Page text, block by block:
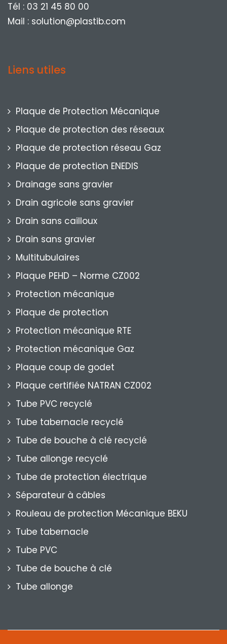
Tél : 03 21 45 80 00
Mail : solution@plastib.com
Liens utiles
Plaque de Protection Mécanique
Plaque de protection des réseaux
Plaque de protection réseau Gaz
Plaque de protection ENEDIS
Drainage sans gravier
Drain agricole sans gravier
Drain sans cailloux
Drain sans gravier
Multitubulaires
Plaque PEHD – Norme CZ002
Protection mécanique
Plaque de protection
Protection mécanique RTE
Protection mécanique Gaz
Plaque coup de godet
Plaque certifiée NATRAN CZ002
Tube PVC recyclé
Tube tabernacle recyclé
Tube de bouche à clé recyclé
Tube allonge recyclé
Tube de protection électrique
Séparateur à câbles
Rouleau de protection Mécanique BEKU
Tube tabernacle
Tube PVC
Tube de bouche à clé
Tube allonge